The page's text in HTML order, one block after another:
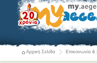
Αρχική Σελίδα Επικοινωνία &